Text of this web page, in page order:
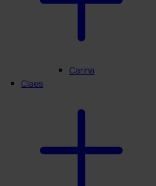
Carina
Claes